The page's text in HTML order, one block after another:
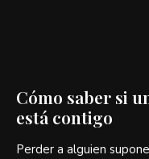
Cómo saber si
está contigo
Perder a alguien